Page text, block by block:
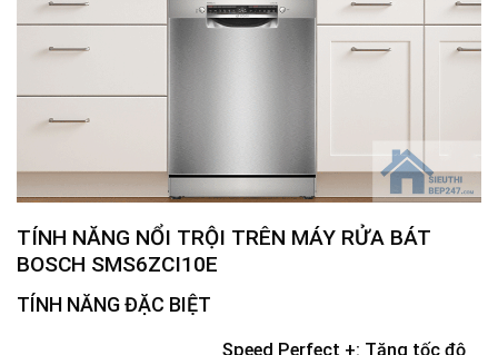
TÍNH NĂNG NỔI TRỘI TRÊN MÁY RỬA BÁT
BOSCH SMS6ZCI10E
TÍNH NĂNG ĐẶC BIỆT
Speed Perfect +: Tăng tốc độ